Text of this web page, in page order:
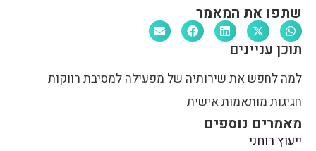
שתפו את המאמר
תוכן עניינים
למה לחפש את שירותיה של מפעילה למסיבת רווקות
חגיגות מותאמות אישית
מאמרים נוספים
ייעוץ רוחני